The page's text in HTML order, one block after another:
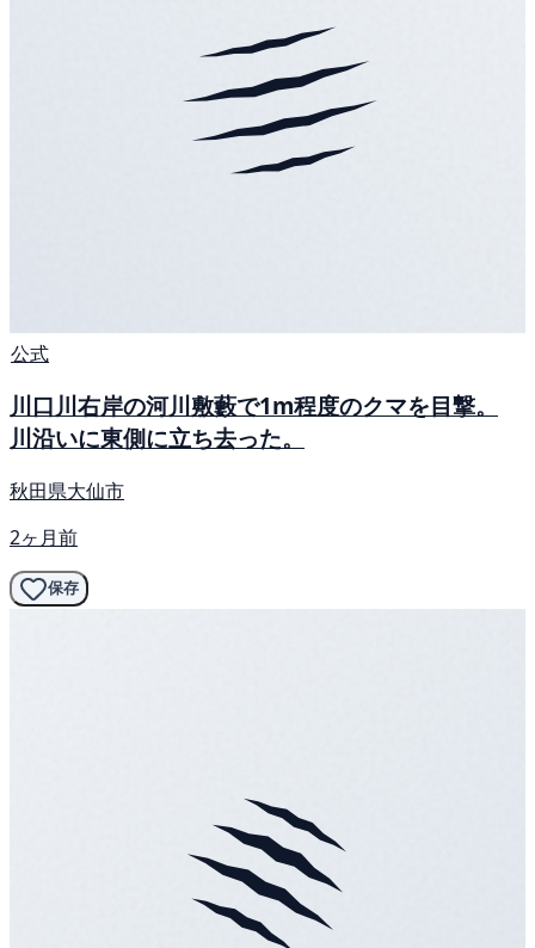
公式
川口川右岸の河川敷藪で1m程度のクマを目撃。
川沿いに東側に立ち去った。
秋田県大仙市
2ヶ月前
保存